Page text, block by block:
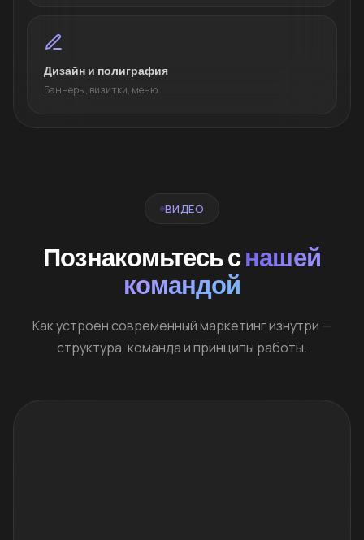
Дизайн и полиграфия
Баннеры, визитки, меню
ВИДЕО
Познакомьтесь снашей
командой
Как устроен современный маркетинг изнутри —
структура, команда и принципы работы.